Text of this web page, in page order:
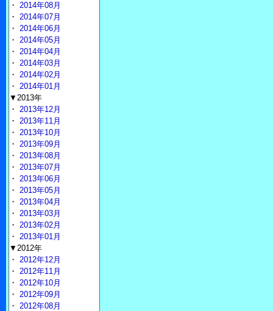
・ 2014年08月
・ 2014年07月
・ 2014年06月
・ 2014年05月
・ 2014年04月
・ 2014年03月
・ 2014年02月
・ 2014年01月
▼2013年
・ 2013年12月
・ 2013年11月
・ 2013年10月
・ 2013年09月
・ 2013年08月
・ 2013年07月
・ 2013年06月
・ 2013年05月
・ 2013年04月
・ 2013年03月
・ 2013年02月
・ 2013年01月
▼2012年
・ 2012年12月
・ 2012年11月
・ 2012年10月
・ 2012年09月
・ 2012年08月